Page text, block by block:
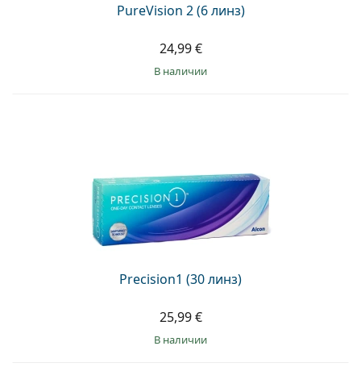
PureVision 2 (6 линз)
24,99 €
в наличии
Precision1 (30 линз)
25,99 €
в наличии